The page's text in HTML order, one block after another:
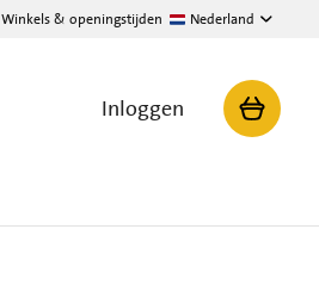
Winkels & openingstijden Nederland
Inloggen